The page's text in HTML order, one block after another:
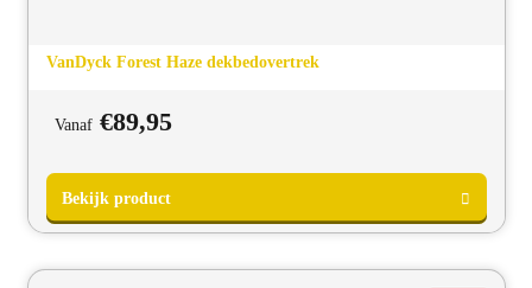
VanDyck Forest Haze dekbedovertrek
Vanaf €89,95